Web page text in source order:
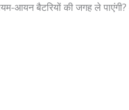
आयन बैटरियों की जगह ले